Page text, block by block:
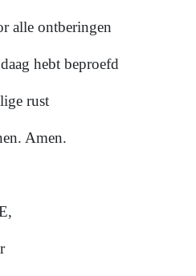
alle ontberingen
hebt beproefd
rust
Amen.